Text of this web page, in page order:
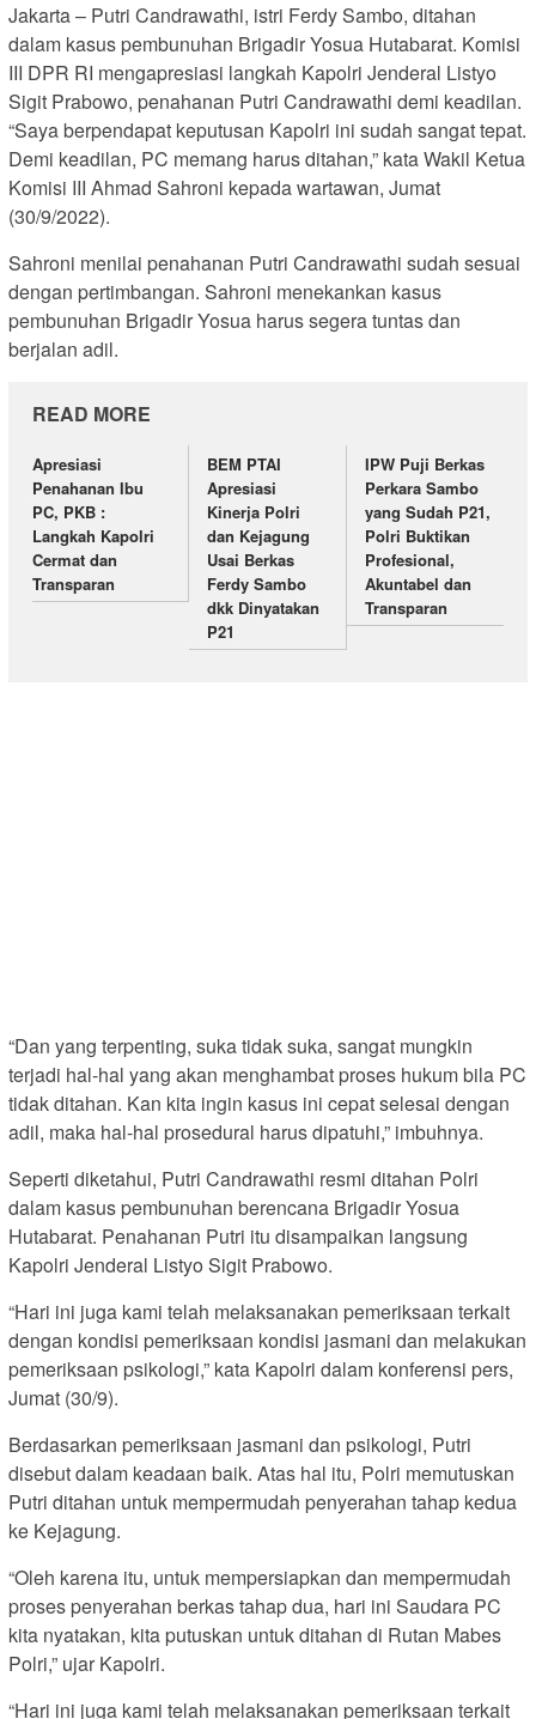
Jakarta – Putri Candrawathi, istri Ferdy Sambo, ditahan
dalam kasus pembunuhan Brigadir Yosua Hutabarat. Komisi
III DPR RI mengapresiasi langkah Kapolri Jenderal Listyo
Sigit Prabowo, penahanan Putri Candrawathi demi keadilan.
“Saya berpendapat keputusan Kapolri ini sudah sangat tepat.
Demi keadilan, PC memang harus ditahan,” kata Wakil Ketua
Komisi III Ahmad Sahroni kepada wartawan, Jumat
(30/9/2022).
Sahroni menilai penahanan Putri Candrawathi sudah sesuai
dengan pertimbangan. Sahroni menekankan kasus
pembunuhan Brigadir Yosua harus segera tuntas dan
berjalan adil.
READ MORE
Apresiasi
Penahanan Ibu
PC, PKB :
Langkah Kapolri
Cermat dan
Transparan
BEM PTAI
Apresiasi
Kinerja Polri
dan Kejagung
Usai Berkas
Ferdy Sambo
dkk Dinyatakan
P21
IPW Puji Berkas
Perkara Sambo
yang Sudah P21,
Polri Buktikan
Profesional,
Akuntabel dan
Transparan
“Dan yang terpenting, suka tidak suka, sangat mungkin
terjadi hal-hal yang akan menghambat proses hukum bila PC
tidak ditahan. Kan kita ingin kasus ini cepat selesai dengan
adil, maka hal-hal prosedural harus dipatuhi,” imbuhnya.
Seperti diketahui, Putri Candrawathi resmi ditahan Polri
dalam kasus pembunuhan berencana Brigadir Yosua
Hutabarat. Penahanan Putri itu disampaikan langsung
Kapolri Jenderal Listyo Sigit Prabowo.
“Hari ini juga kami telah melaksanakan pemeriksaan terkait
dengan kondisi pemeriksaan kondisi jasmani dan melakukan
pemeriksaan psikologi,” kata Kapolri dalam konferensi pers,
Jumat (30/9).
Berdasarkan pemeriksaan jasmani dan psikologi, Putri
disebut dalam keadaan baik. Atas hal itu, Polri memutuskan
Putri ditahan untuk mempermudah penyerahan tahap kedua
ke Kejagung.
“Oleh karena itu, untuk mempersiapkan dan mempermudah
proses penyerahan berkas tahap dua, hari ini Saudara PC
kita nyatakan, kita putuskan untuk ditahan di Rutan Mabes
Polri,” ujar Kapolri.
“Hari ini juga kami telah melaksanakan pemeriksaan terkait